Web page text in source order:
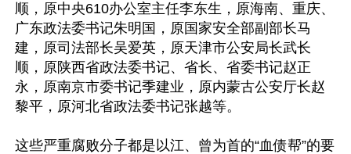
顺，原中央610办公室主任李东生，原海南、重庆、
广东政法委书记朱明国，原国家安全部副部长马
建，原司法部长吴爱英，原天津市公安局长武长
顺，原陕西省政法委书记、省长、省委书记赵正
永，原南京市委书记季建业，原内蒙古公安厅长赵
黎平，原河北省政法委书记张越等。
这些严重腐败分子都是以江、曾为首的“血债帮”的要